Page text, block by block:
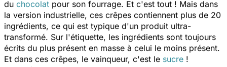
du chocolat pour son fourrage. Et c'est tout ! Mais dans
la version industrielle, ces crêpes contiennent plus de 20
ingrédients, ce qui est typique d'un produit ultra-
transformé. Sur l'étiquette, les ingrédients sont toujours
écrits du plus présent en masse à celui le moins présent.
Et dans ces crêpes, le vainqueur, c'est le sucre !